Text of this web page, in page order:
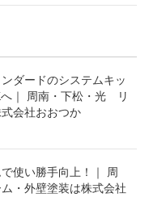
ダードのシステムキッ
｜ 周南・下松・光 リ
会社おおつか
使い勝手向上！｜ 周
・外壁塗装は株式会社